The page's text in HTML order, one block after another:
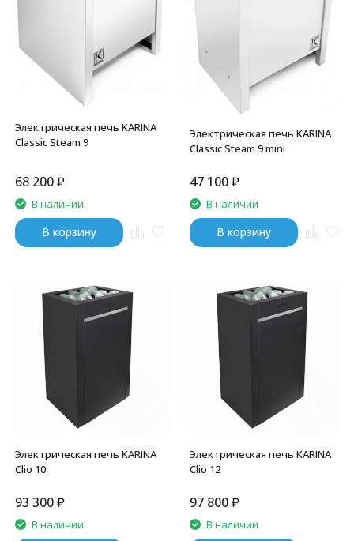
Электрическая печь KARINA
Classic Steam 9
68 200₽
В наличии
В корзину
Электрическая печь KARINA
Classic Steam 9 mini
47 100₽
В наличии
В корзину
Электрическая печь KARINA
Clio 10
93 300₽
В наличии
Электрическая печь KARINA
Clio 12
97 800₽
В наличии